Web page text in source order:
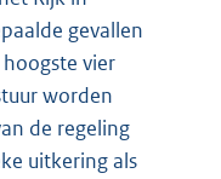
gevallen
vier
worden
de regeling
uitkering als